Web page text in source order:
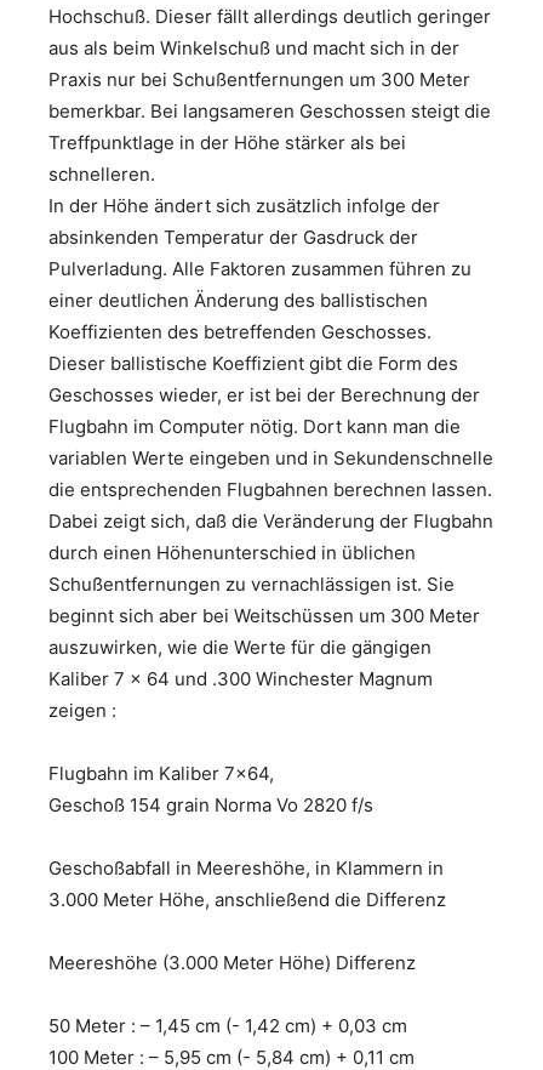
Hochschuß. Dieser fällt allerdings deutlich geringer
aus als beim Winkelschuß und macht sich in der
Praxis nur bei Schußentfernungen um 300 Meter
bemerkbar. Bei langsameren Geschossen steigt die
Treffpunktlage in der Höhe stärker als bei
schnelleren.
In der Höhe ändert sich zusätzlich infolge der
absinkenden Temperatur der Gasdruck der
Pulverladung. Alle Faktoren zusammen führen zu
einer deutlichen Änderung des ballistischen
Koeffizienten des betreffenden Geschosses.
Dieser ballistische Koeffizient gibt die Form des
Geschosses wieder, er ist bei der Berechnung der
Flugbahn im Computer nötig. Dort kann man die
variablen Werte eingeben und in Sekundenschnelle
die entsprechenden Flugbahnen berechnen lassen.
Dabei zeigt sich, daß die Veränderung der Flugbahn
durch einen Höhenunterschied in üblichen
Schußentfernungen zu vernachlässigen ist. Sie
beginnt sich aber bei Weitschüssen um 300 Meter
auszuwirken, wie die Werte für die gängigen
Kaliber 7 x 64 und .300 Winchester Magnum
zeigen :
Flugbahn im Kaliber 7×64,
Geschoß 154 grain Norma Vo 2820 f/s
Geschoßabfall in Meereshöhe, in Klammern in
3.000 Meter Höhe, anschließend die Differenz
Meereshöhe (3.000 Meter Höhe) Differenz
50 Meter : – 1,45 cm (- 1,42 cm) + 0,03 cm
100 Meter : – 5,95 cm (- 5,84 cm) + 0,11 cm